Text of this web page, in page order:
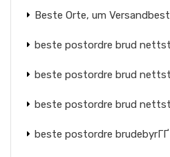
Beste Orte, um
beste postordre brud
beste postordre brud
beste postordre brud
beste postordre